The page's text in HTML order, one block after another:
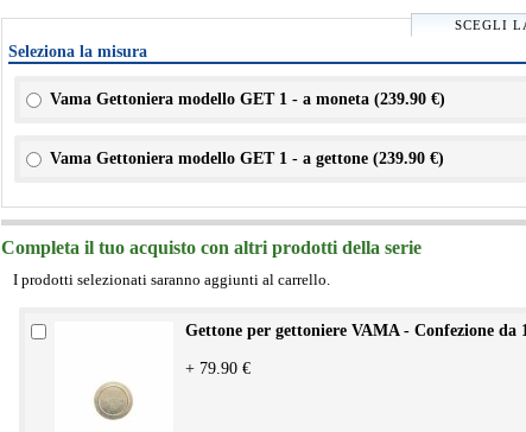
SCEGLI
Seleziona la misura
Vama Gettoniera modello GET 1 - a moneta (239.90 €)
Vama Gettoniera modello GET 1 - a gettone (239.90 €)
Completa il tuo acquisto con altri prodotti della serie
I prodotti selezionati saranno aggiunti al carrello.
Gettone per gettoniere VAMA - Confezione da
+ 79.90 €